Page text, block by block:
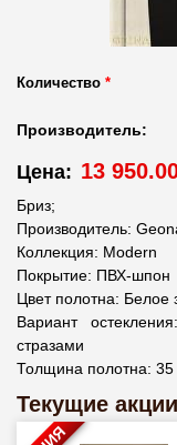
Количество *
Производитель:
Цена: 13
Бриз;
Производитель:
Коллекция: Modern
Покрытие: ПВХ-шпон
Цвет полотна: Белое
Вариант
стразами
Толщина полотна:
Текущие